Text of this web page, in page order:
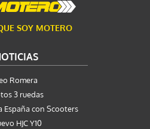
SOY MOTERO
Romera
3 ruedas
España con Scooters
HJC Y10